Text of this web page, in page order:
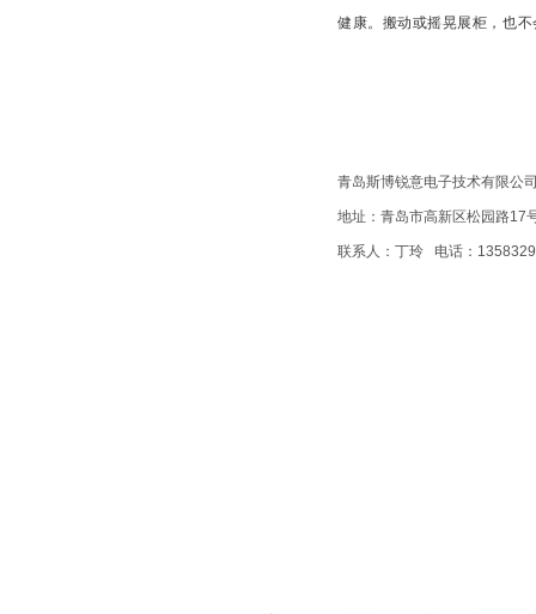
健康。搬动或摇晃展柜，也
青岛斯博锐意电子技术有限公
地址：青岛市高新区松园路17
联系人：丁玲 电话：